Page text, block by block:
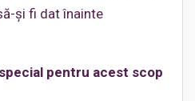
și fi dat înainte
pentru acest scop